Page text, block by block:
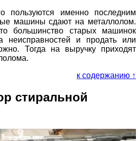
пользуются именно последним
машины сдают на металлолом.
большинство старых машинок
неисправностей и продать или
Тогда на выручку приходят
к содержанию ↑
стиральной